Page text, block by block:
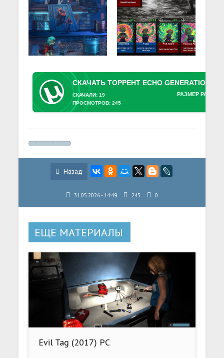
РАЗМЕР
СКАЧАЛИ: 19
ПРОСМОТРОВ: 245
Назад
31.05.2026 - 14:49 245 0
ЕЩЕ МАТЕРИАЛЫ
Evil Tag (2017) PC